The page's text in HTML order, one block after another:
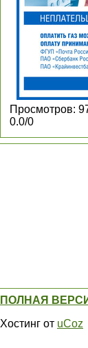
Просмотров:
0.0/0
ПОЛНАЯ
Хостинг от uCoz